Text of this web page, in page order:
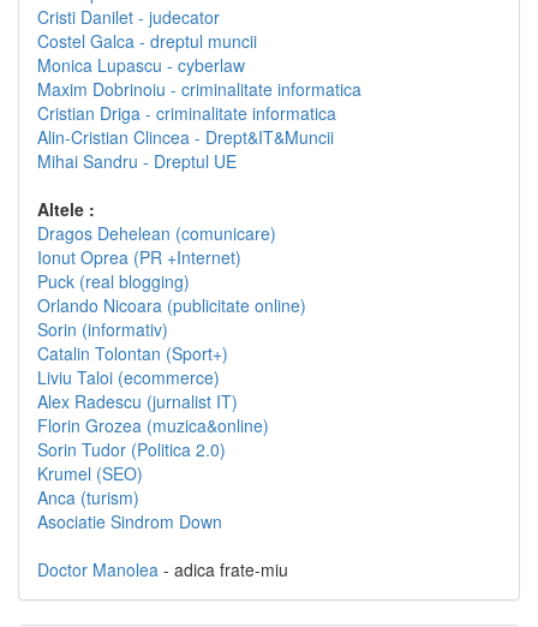
Cristi Danilet - judecator
Costel Galca - dreptul muncii
Monica Lupascu - cyberlaw
Maxim Dobrinoiu - criminalitate informatica
Cristian Driga - criminalitate informatica
Alin-Cristian Clincea - Drept&IT&Muncii
Mihai Sandru - Dreptul UE
Altele :
Dragos Dehelean (comunicare)
Ionut Oprea (PR +Internet)
Puck (real blogging)
Orlando Nicoara (publicitate online)
Sorin (informativ)
Catalin Tolontan (Sport+)
Liviu Taloi (ecommerce)
Alex Radescu (jurnalist IT)
Florin Grozea (muzica&online)
Sorin Tudor (Politica 2.0)
Krumel (SEO)
Anca (turism)
Asociatie Sindrom Down
Doctor Manolea - adica frate-miu